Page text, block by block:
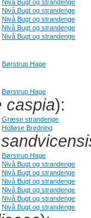
Nivå Bugt og strandenge
Nivå Bugt og strandenge
Nivå Bugt og strandenge
Nivå Bugt og strandenge
Nivå Bugt og strandenge
Børstrup Hage
Børstrup Hage
caspia):
Græse strandenge
Holløse Bredning
Børstrup Hage
Nivå Bugt og strandenge
Nivå Bugt og strandenge
Nivå Bugt og strandenge
Nivå Bugt og strandenge
Nivå Bugt og strandenge
Nivå Bugt og strandenge